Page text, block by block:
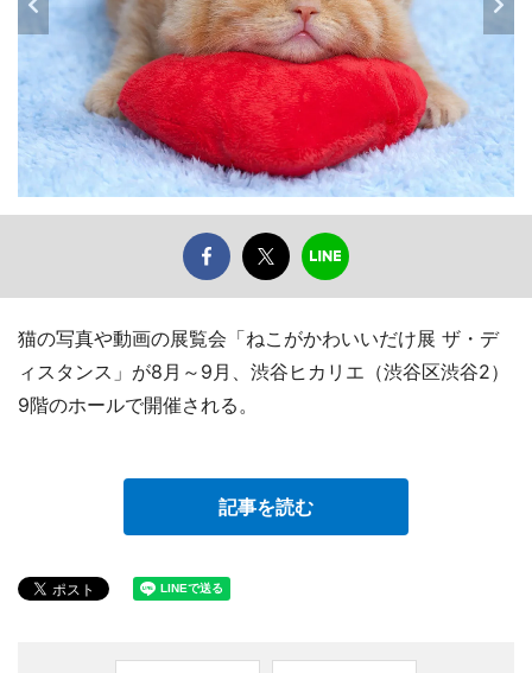
猫の写真や動画の展覧会「ねこがかわいいだけ展 ザ・デ
ィスタンス」が8月～9月、渋谷ヒカリエ（渋谷区渋谷2）
9階のホールで開催される。
記事を読む